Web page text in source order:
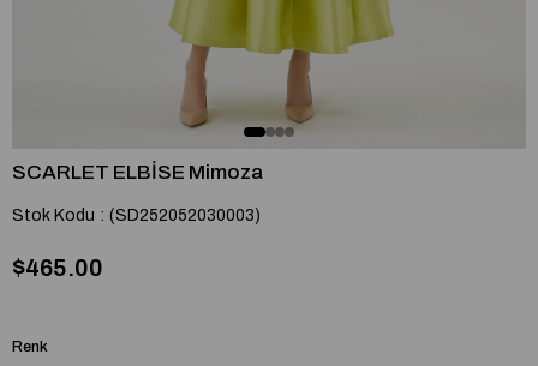
SCARLET ELBİSE Mimoza
Stok Kodu (SD252052030003)
$465.00
Renk